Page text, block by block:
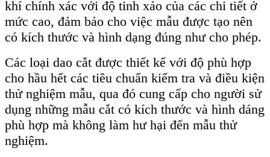
khí chính xác với độ tinh xảo của các chi tiết ở
mức cao, đảm bảo cho việc mẫu được tạo nên
có kích thước và hình dạng đúng như cho phép.
Các loại dao cắt được thiết kế với độ phù hợp
cho hầu hết các tiêu chuẩn kiểm tra và điều kiện
thử nghiệm mẫu, qua đó cung cấp cho người sử
dụng những mẫu cắt có kích thước và hình dáng
phù hợp mà không làm hư hại đến mẫu thử
nghiệm.